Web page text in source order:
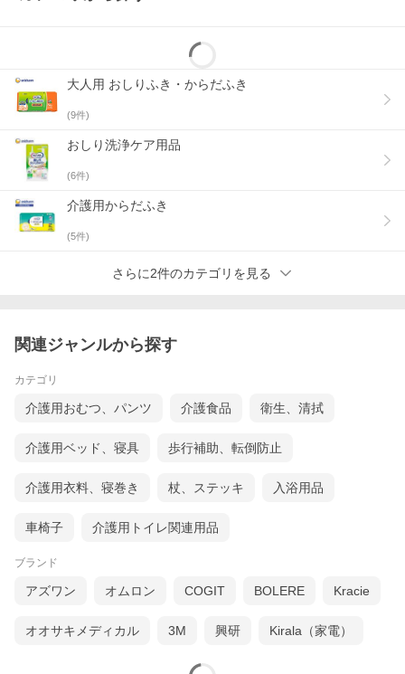
スリムでも安心の吸収量 ※当社製品比
選べるサイズラインナップ
商品単位
大人用 おしりふき・からだふき
(9件)
おしり洗浄ケア用品
(6件)
介護用からだふき
(5件)
さらに2件のカテゴリを見る
関連ジャンルから探す
カテゴリ
介護用おむつ、パンツ 介護食品 衛生、清拭
介護用ベッド、寝具 歩行補助、転倒防止
介護用衣料、寝巻き 杖、ステッキ 入浴用品
車椅子 介護用トイレ関連用品
ブランド
アズワン オムロン COGIT BOLERE Kracie
オオサキメディカル 3M 興研 Kirala（家電）